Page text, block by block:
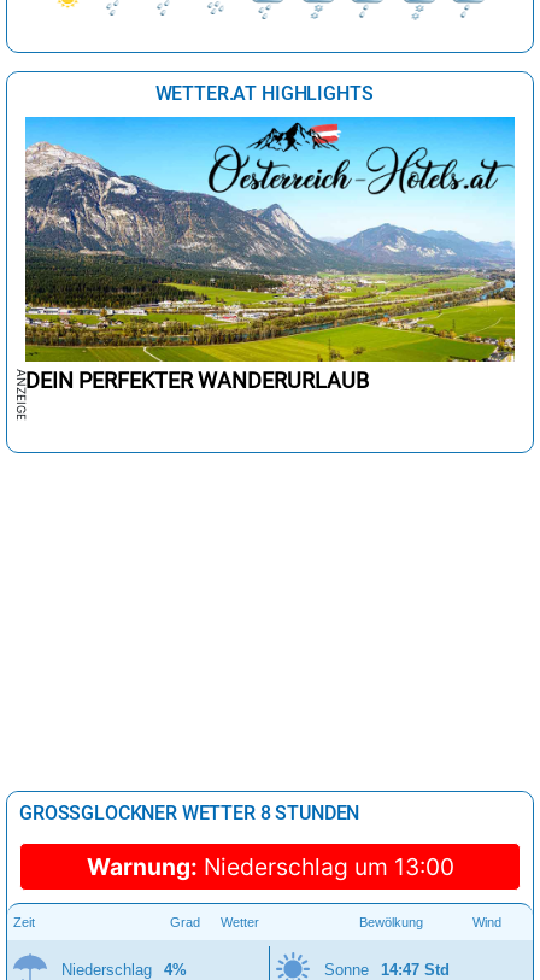
WETTER.AT HIGHLIGHTS
DEIN PERFEKTER WANDERURLAUB
GROSSGLOCKNER WETTER 8 STUNDEN
Warnung: Niederschlag um 13:00
Zeit Grad Wetter Bewölkung Wind
Niederschlag 4% Sonne 14:47 Std